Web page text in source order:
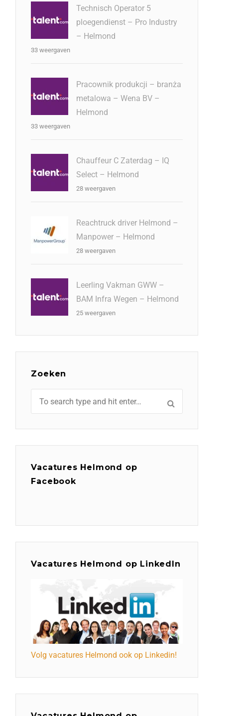
Technisch Operator 5
ploegendienst – Pro Industry
– Helmond
33 weergaven
Pracownik produkcji – branża
metalowa – Wena BV –
Helmond
33 weergaven
Chauffeur C Zaterdag – IQ
Select – Helmond
28 weergaven
Reachtruck driver Helmond –
Manpower – Helmond
28 weergaven
Leerling Vakman GWW –
BAM Infra Wegen – Helmond
25 weergaven
Zoeken
Vacatures Helmond op
Facebook
Vacatures Helmond op LinkedIn
Volg vacatures Helmond ook op Linkedin!